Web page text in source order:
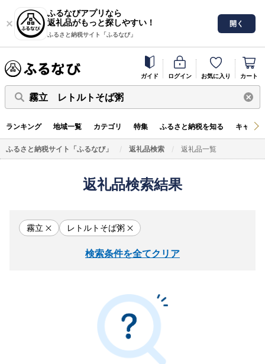
ふるなびアプリなら
返礼品がもっと探しやすい！
ふるさと納税サイト「ふるなび」
開く
ガイド ログイン お気に入り カート
霧立 レトルトそば粥
ランキング 地域一覧 カテゴリ 特集 ふるさと納税を知る キャン
ふるさと納税サイト「ふるなび」 返礼品検索 返礼品一覧
返礼品検索結果
霧立 レトルトそば粥
検索条件を全てクリア